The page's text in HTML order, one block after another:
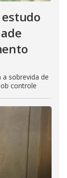
sobrevida de
controle